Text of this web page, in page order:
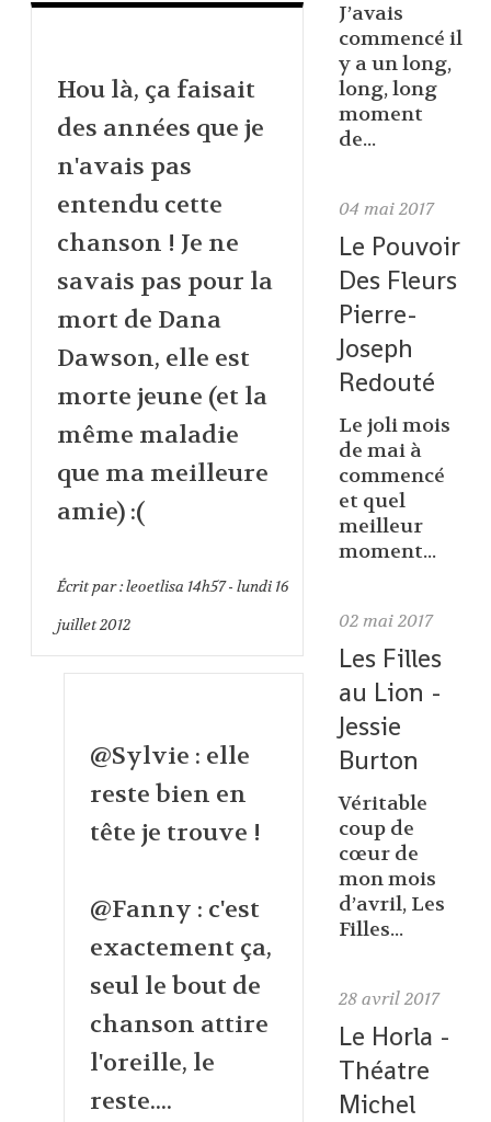
Hou là, ça faisait
des années que je
n'avais pas
entendu cette
chanson ! Je ne
savais pas pour la
mort de Dana
Dawson, elle est
morte jeune (et la
même maladie
que ma meilleure
amie) :(
Écrit par :leoetlisa 14h57- lundi 16
juillet 2012
@Sylvie : elle
reste bien en
tête je trouve !
@Fanny : c'est
exactement ça,
seul le bout de
chanson attire
l'oreille, le
reste....
J’avais
commencé il
y a un long,
long, long
moment
de...
04 mai 2017
Le Pouvoir
Des Fleurs
Pierre-
Joseph
Redouté
Le joli mois
de mai à
commencé
et quel
meilleur
moment...
02 mai 2017
Les Filles
au Lion -
Jessie
Burton
Véritable
coup de
cœur de
mon mois
d’avril, Les
Filles...
28 avril 2017
Le Horla -
Théatre
Michel